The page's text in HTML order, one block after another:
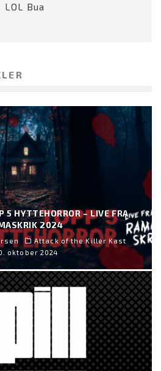
LOL Bua
5 HYTTEHORROR – LIVE FRA
2024
Attack of the Killer Kast
oktober 2024